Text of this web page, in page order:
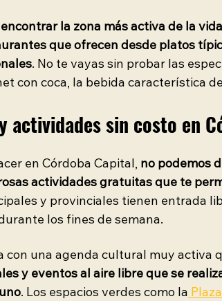
la zona más activa de la
que ofrecen desde platos
. No te vayas sin probar las
con coca, la bebida característica
actividades sin costo en
en Córdoba Capital, no podemos
actividades gratuitas que te
y provinciales tienen entrada
los fines de semana.
con una agenda cultural muy activa
y eventos al aire libre que se
. Los espacios verdes como la